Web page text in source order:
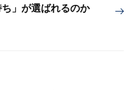
」が選ばれるのか